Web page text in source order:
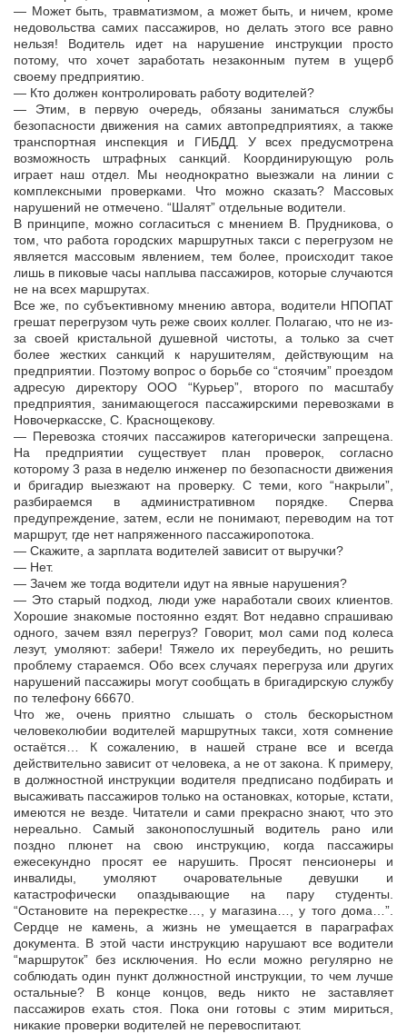
— Может быть, травматизмом, а может быть, и ничем, кроме
недовольства самих пассажиров, но делать этого все равно
нельзя! Водитель идет на нарушение инструкции просто
потому, что хочет заработать незаконным путем в ущерб
своему предприятию.
— Кто должен контролировать работу водителей?
— Этим, в первую очередь, обязаны заниматься службы
безопасности движения на самих автопредприятиях, а также
транспортная инспекция и ГИБДД. У всех предусмотрена
возможность штрафных санкций. Координирующую роль
играет наш отдел. Мы неоднократно выезжали на линии с
комплексными проверками. Что можно сказать? Массовых
нарушений не отмечено. “Шалят” отдельные водители.
В принципе, можно согласиться с мнением В. Прудникова, о
том, что работа городских маршрутных такси с перегрузом не
является массовым явлением, тем более, происходит такое
лишь в пиковые часы наплыва пассажиров, которые случаются
не на всех маршрутах.
Все же, по субъективному мнению автора, водители НПОПАТ
грешат перегрузом чуть реже своих коллег. Полагаю, что не из-
за своей кристальной душевной чистоты, а только за счет
более жестких санкций к нарушителям, действующим на
предприятии. Поэтому вопрос о борьбе со “стоячим” проездом
адресую директору ООО “Курьер”, второго по масштабу
предприятия, занимающегося пассажирскими перевозками в
Новочеркасске, С. Краснощекову.
— Перевозка стоячих пассажиров категорически запрещена.
На предприятии существует план проверок, согласно
которому 3 раза в неделю инженер по безопасности движения
и бригадир выезжают на проверку. С теми, кого “накрыли”,
разбираемся в административном порядке. Сперва
предупреждение, затем, если не понимают, переводим на тот
маршрут, где нет напряженного пассажиропотока.
— Скажите, а зарплата водителей зависит от выручки?
— Нет.
— Зачем же тогда водители идут на явные нарушения?
— Это старый подход, люди уже наработали своих клиентов.
Хорошие знакомые постоянно ездят. Вот недавно спрашиваю
одного, зачем взял перегруз? Говорит, мол сами под колеса
лезут, умоляют: забери! Тяжело их переубедить, но решить
проблему стараемся. Обо всех случаях перегруза или других
нарушений пассажиры могут сообщать в бригадирскую службу
по телефону 66670.
Что же, очень приятно слышать о столь бескорыстном
человеколюбии водителей маршрутных такси, хотя сомнение
остаётся… К сожалению, в нашей стране все и всегда
действительно зависит от человека, а не от закона. К примеру,
в должностной инструкции водителя предписано подбирать и
высаживать пассажиров только на остановках, которые, кстати,
имеются не везде. Читатели и сами прекрасно знают, что это
нереально. Самый законопослушный водитель рано или
поздно плюнет на свою инструкцию, когда пассажиры
ежесекундно просят ее нарушить. Просят пенсионеры и
инвалиды, умоляют очаровательные девушки и
катастрофически опаздывающие на пару студенты.
“Остановите на перекрестке…, у магазина…, у того дома…”.
Сердце не камень, а жизнь не умещается в параграфах
документа. В этой части инструкцию нарушают все водители
“маршруток” без исключения. Но если можно регулярно не
соблюдать один пункт должностной инструкции, то чем лучше
остальные? В конце концов, ведь никто не заставляет
пассажиров ехать стоя. Пока они готовы с этим мириться,
никакие проверки водителей не перевоспитают.